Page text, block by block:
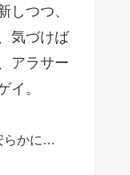
しつつ、
気づけば
アラサー
イ。
らかに…